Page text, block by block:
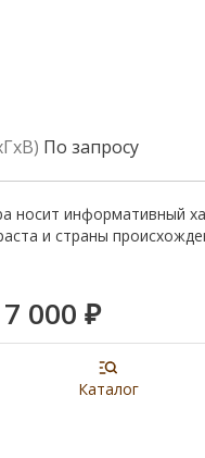
По запросу
носит информативный
и страны
7 000 ₽
Купить
Каталог